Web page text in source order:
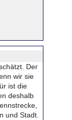
Der
wir sie
ist die
deshalb
und Stadt.